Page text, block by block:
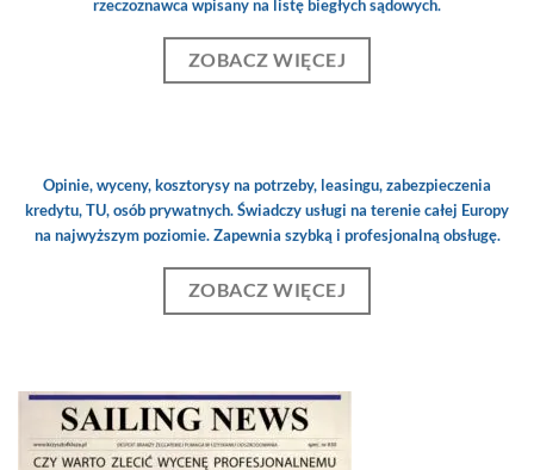
rzeczoznawca wpisany na listę biegłych sądowych.
ZOBACZ WIĘCEJ
Opinie, wyceny, kosztorysy na potrzeby, leasingu, zabezpieczenia
kredytu, TU, osób prywatnych. Świadczy usługi na terenie całej Europy
na najwyższym poziomie. Zapewnia szybką i profesjonalną obsługę.
ZOBACZ WIĘCEJ